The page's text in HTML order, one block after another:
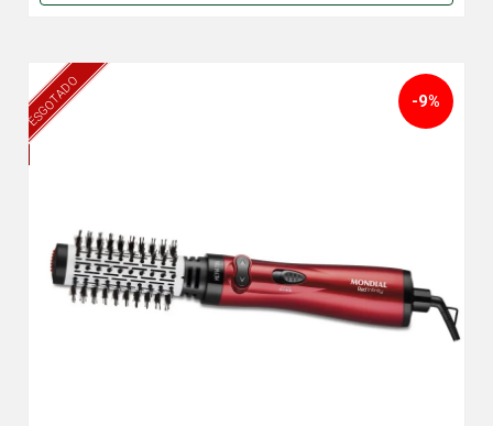
ESGOTADO -9%